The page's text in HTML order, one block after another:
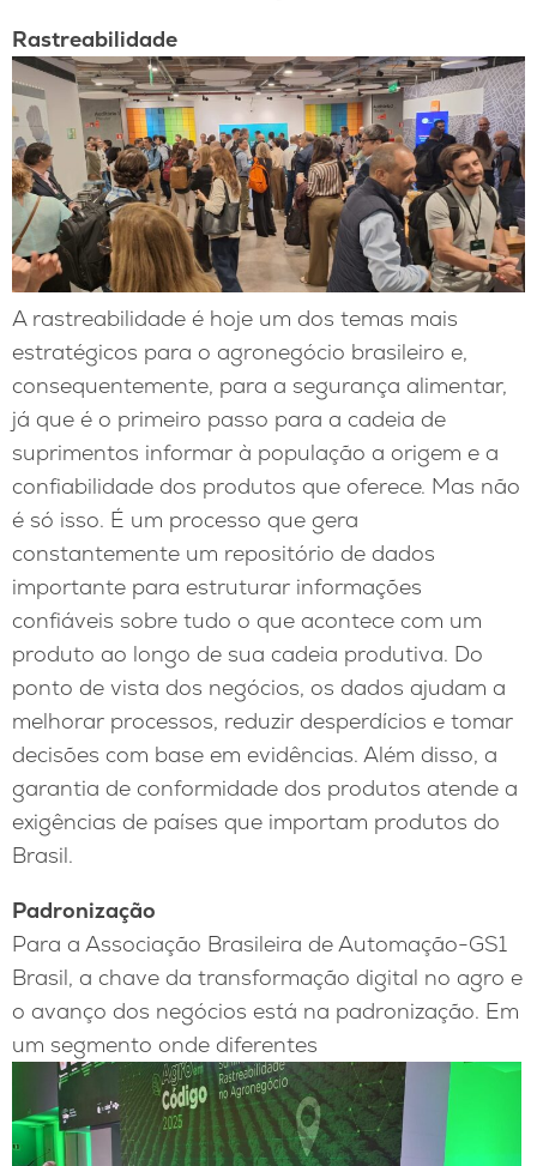
Rastreabilidade
A rastreabilidade é hoje um dos temas mais
estratégicos para o agronegócio brasileiro e,
consequentemente, para a segurança alimentar,
já que é o primeiro passo para a cadeia de
suprimentos informar à população a origem e a
confiabilidade dos produtos que oferece. Mas não
é só isso. É um processo que gera
constantemente um repositório de dados
importante para estruturar informações
confiáveis sobre tudo o que acontece com um
produto ao longo de sua cadeia produtiva. Do
ponto de vista dos negócios, os dados ajudam a
melhorar processos, reduzir desperdícios e tomar
decisões com base em evidências. Além disso, a
garantia de conformidade dos produtos atende a
exigências de países que importam produtos do
Brasil.
Padronização
Para a Associação Brasileira de Automação-GS1
Brasil, a chave da transformação digital no agro e
o avanço dos negócios está na padronização. Em
um segmento onde diferentes